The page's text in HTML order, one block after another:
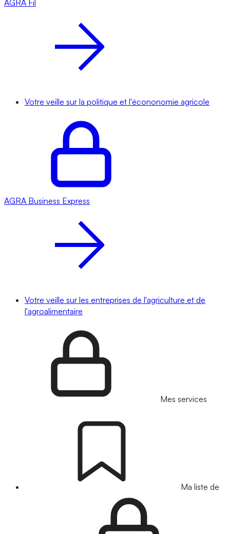
AGRA Fil
Votre veille sur la politique et l'écononomie agricole
AGRA Business Express
Votre veille sur les entreprises de l'agriculture et de
l'agroalimentaire
Mes services
Ma liste de